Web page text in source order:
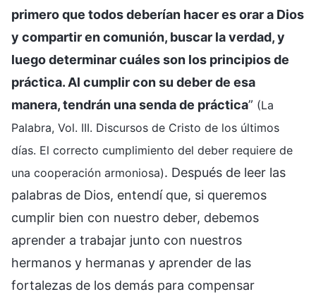
primero que todos deberían hacer es orar a Dios
y compartir en comunión, buscar la verdad, y
luego determinar cuáles son los principios de
práctica. Al cumplir con su deber de esa
manera, tendrán una senda de práctica” (La
Palabra, Vol. III. Discursos de Cristo de los últimos
días. El correcto cumplimiento del deber requiere de
una cooperación armoniosa). Después de leer las
palabras de Dios, entendí que, si queremos
cumplir bien con nuestro deber, debemos
aprender a trabajar junto con nuestros
hermanos y hermanas y aprender de las
fortalezas de los demás para compensar